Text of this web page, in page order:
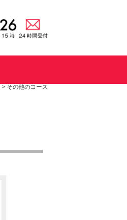
> その他のコース